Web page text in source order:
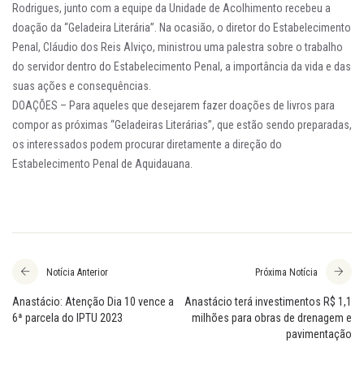
Rodrigues, junto com a equipe da Unidade de Acolhimento recebeu a
doação da “Geladeira Literária”. Na ocasião, o diretor do Estabelecimento
Penal, Cláudio dos Reis Alviço, ministrou uma palestra sobre o trabalho
do servidor dentro do Estabelecimento Penal, a importância da vida e das
suas ações e consequências.
DOAÇÕES – Para aqueles que desejarem fazer doações de livros para
compor as próximas “Geladeiras Literárias”, que estão sendo preparadas,
os interessados podem procurar diretamente a direção do
Estabelecimento Penal de Aquidauana.
Notícia Anterior
Anastácio: Atenção Dia 10 vence a
6ª parcela do IPTU 2023
Próxima Notícia
Anastácio terá investimentos R$ 1,1
milhões para obras de drenagem e
pavimentação